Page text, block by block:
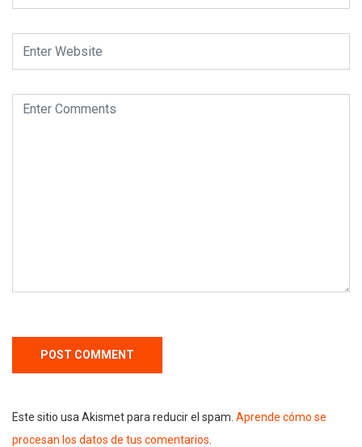
Este sitio usa Akismet para reducir el spam. Aprende cómo se
procesan los datos de tus comentarios